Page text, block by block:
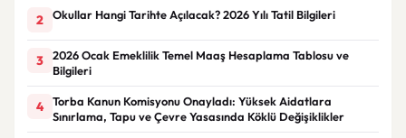
2 Okullar Hangi Tarihte Açılacak? 2026 Yılı Tatil Bilgileri
3
2026 Ocak Emeklilik Temel Maaş Hesaplama Tablosu ve
Bilgileri
4
Torba Kanun Komisyonu Onayladı: Yüksek Aidatlara
Sınırlama, Tapu ve Çevre Yasasında Köklü Değişiklikler